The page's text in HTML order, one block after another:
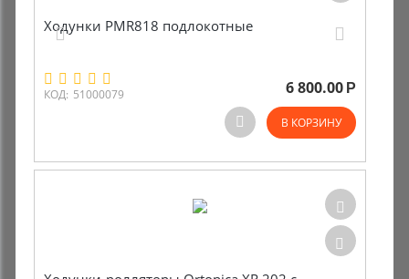
Ходунки PMR818 подлокотные
КОД: 51000079 6 800.00 Р
В КОРЗИНУ